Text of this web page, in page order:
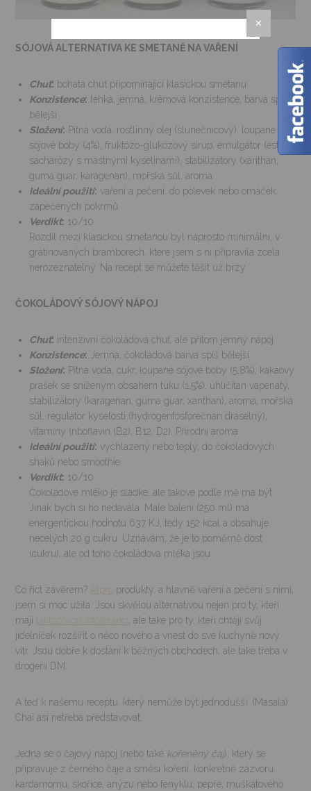
SÓJOVÁ ALTERNATIVA KE SMETANĚ NA VAŘENÍ
Chuť: bohatá chuť připomínající klasickou smetanu
Konzistence: lehká, jemná, krémová konzistence, barva spíš
bělejší
Složení: Pitná voda, rostlinný olej (slunečnicový), loupané
sójové boby (4%), fruktózo-glukózový sirup, emulgátor (estery
sacharózy s mastnými kyselinami), stabilizátory (xanthan,
guma guar, karagenan), mořská sůl, aroma.
Ideální použití: vaření a pečení, do polévek nebo omáček,
zapečených pokrmů
Verdikt: 10/10.
Rozdíl mezi klasickou smetanou byl naprosto minimální, v
gratinovaných bramborech, které jsem s ní připravila zcela
nerozeznatelný. Na recept se můžete těšit už brzy.
ČOKOLÁDOVÝ SÓJOVÝ NÁPOJ
Chuť: intenzivní čokoládová chuť, ale přitom jemný nápoj
Konzistence: Jemná, čokoládová barva spíš bělejší
Složení: Pitná voda, cukr, loupané sójové boby (5,8%), kakaový
prášek se sníženým obsahem tuku (1,5%), uhličitan vápenatý,
stabilizátory (karagenan, guma guar, xanthan), aroma, mořská
sůl, regulátor kyselosti (hydrogenfosforečnan draselný),
vitaminy (riboflavin (B2), B12, D2), Přírodní aroma
Ideální použití: vychlazený nebo teplý, do čokoládových
shaků nebo smoothie
Verdikt: 10/10
Čokoládové mléko je sladké, ale takové podle mě má být.
Jinak bych si ho nedávala. Malé balení (250 ml) má
energentickou hodnotu 637 KJ, tedy 152 kcal a obsahuje
necelých 20 g cukru. Uznávám, že je to poměrně dost
(cukru), ale od toho čokoládová mléka jsou.
Co říct závěrem? Alpro produkty, a hlavně vaření a pečení s nimi,
jsem si moc užila. Jsou skvělou alternativou nejen pro ty, kteří
mají laktózovou intoleranci , ale také pro ty, kteří chtějí svůj
jídelníček rozšířit o něco nového a vnést do své kuchyně nový
vítr. Jsou dobře k dostání k běžných obchodech, ale také třeba v
drogerii DM.
A teď k našemu receptu, který nemůže být jednodušší. (Masala)
Chai asi netřeba představovat.
Jedná se o čajový nápoj (nebo také kořeněný čaj), který se
připravuje z černého čaje a směsi koření, konkrétně zázvoru,
kardamomu, skořice, anýzu nebo fenyklu, pepře, muškátového
✕